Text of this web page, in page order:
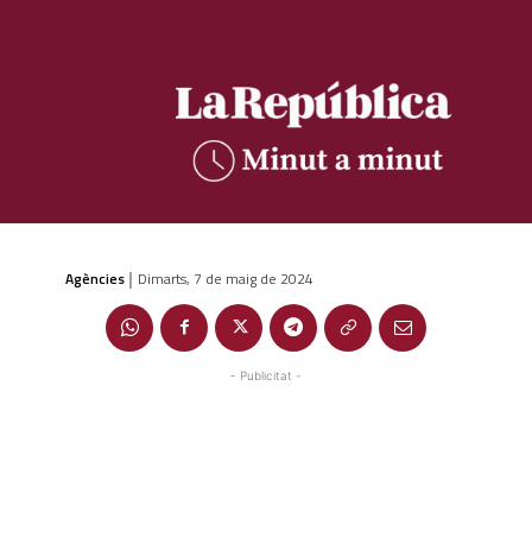
Agències | Dimarts, 7 de maig de 2024
- Publicitat -